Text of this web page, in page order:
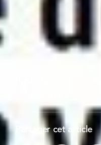
Partager cet article